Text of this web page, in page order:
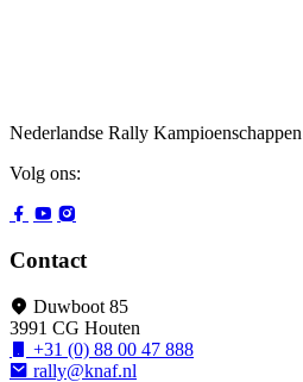
Nederlandse Rally Kampioenschappen
Volg ons:
Contact
Duwboot 85
3991 CG Houten
+31 (0) 88 00 47 888
rally@knaf.nl